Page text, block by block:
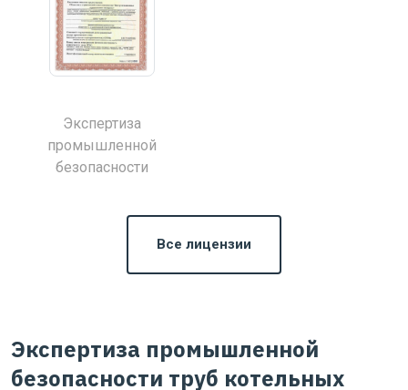
Экспертиза
промышленной
безопасности
Все лицензии
Экспертиза промышленной
безопасности труб котельных